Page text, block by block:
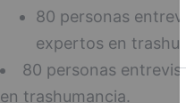
80 personas
expertos en
80 personas
en trashumancia.